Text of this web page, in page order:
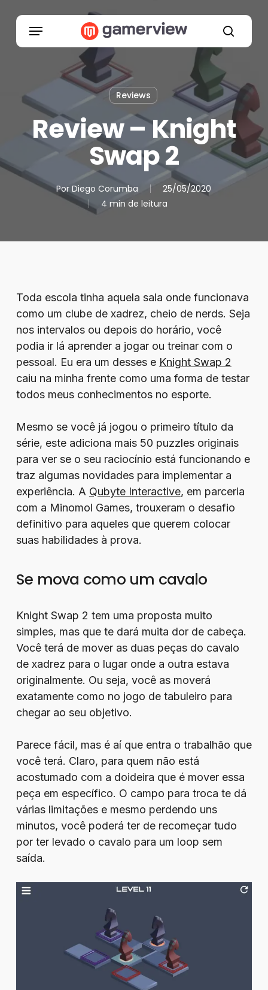
search
Menu
Reviews
Review – Knight
Swap 2
Por Diego Corumba
25/05/2020
4 min de leitura
Toda escola tinha aquela sala onde funcionava
como um clube de xadrez, cheio de nerds. Seja
nos intervalos ou depois do horário, você
podia ir lá aprender a jogar ou treinar com o
pessoal. Eu era um desses e Knight Swap 2
caiu na minha frente como uma forma de testar
todos meus conhecimentos no esporte.
Mesmo se você já jogou o primeiro título da
série, este adiciona mais 50 puzzles originais
para ver se o seu raciocínio está funcionando e
traz algumas novidades para implementar a
experiência. A Qubyte Interactive, em parceria
com a Minomol Games, trouxeram o desafio
definitivo para aqueles que querem colocar
suas habilidades à prova.
Se mova como um cavalo
Knight Swap 2 tem uma proposta muito
simples, mas que te dará muita dor de cabeça.
Você terá de mover as duas peças do cavalo
de xadrez para o lugar onde a outra estava
originalmente. Ou seja, você as moverá
exatamente como no jogo de tabuleiro para
chegar ao seu objetivo.
Parece fácil, mas é aí que entra o trabalhão que
você terá. Claro, para quem não está
acostumado com a doideira que é mover essa
peça em específico. O campo para troca te dá
várias limitações e mesmo perdendo uns
minutos, você poderá ter de recomeçar tudo
por ter levado o cavalo para um loop sem
saída.